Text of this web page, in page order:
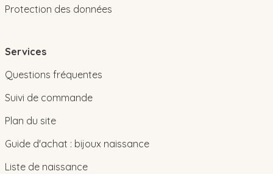
Protection des données
Services
Questions fréquentes
Suivi de commande
Plan du site
Guide d'achat : bijoux naissance
Liste de naissance